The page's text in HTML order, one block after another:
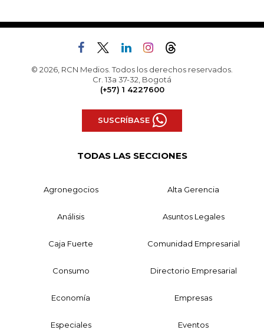
© 2026, RCN Medios. Todos los derechos reservados.
Cr. 13a 37-32, Bogotá
(+57) 1 4227600
SUSCRÍBASE
TODAS LAS SECCIONES
Agronegocios Alta Gerencia
Análisis Asuntos Legales
Caja Fuerte Comunidad Empresarial
Consumo Directorio Empresarial
Economía Empresas
Especiales Eventos